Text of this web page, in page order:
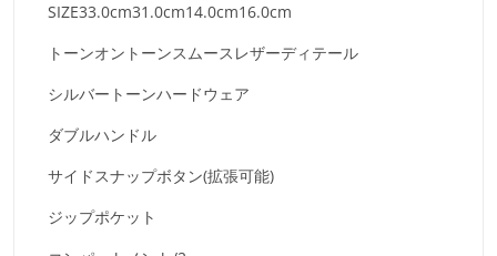
SIZE33.0cm31.0cm14.0cm16.0cm
トーンオントーンスムースレザーディテール
シルバートーンハードウェア
ダブルハンドル
サイドスナップボタン(拡張可能)
ジップポケット